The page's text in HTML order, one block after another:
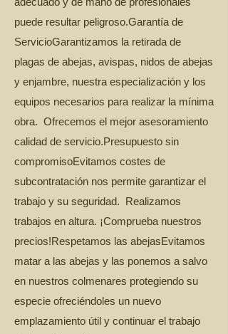
puede resultar peligroso.Garantía de
ServicioGarantizamos la retirada de
plagas de abejas, avispas, nidos de abejas
y enjambre, nuestra especialización y los
equipos necesarios para realizar la mínima
obra. Ofrecemos el mejor asesoramiento
calidad de servicio.Presupuesto sin
compromiso​Evitamos costes de
subcontratación nos permite garantizar el
trabajo y su seguridad. Realizamos
trabajos en altura. ¡Comprueba nuestros
precios!Respetamos las abejas​Evitamos
matar a las abejas y las ponemos a salvo
en nuestros colmenares protegiendo su
especie ofreciéndoles un nuevo
emplazamiento útil y continuar el trabajo